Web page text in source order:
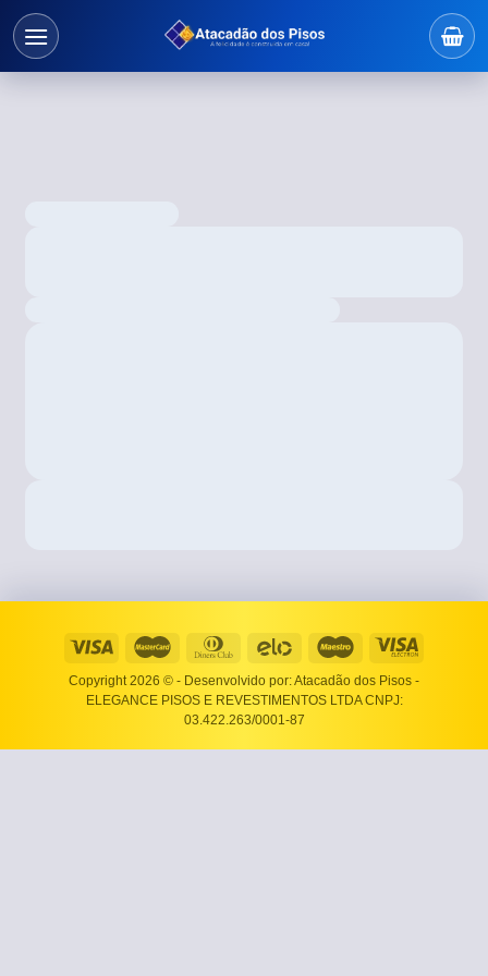
Copyright 2026 © - Desenvolvido por: Atacadão dos Pisos -
ELEGANCE PISOS E REVESTIMENTOS LTDA CNPJ:
03.422.263/0001-87